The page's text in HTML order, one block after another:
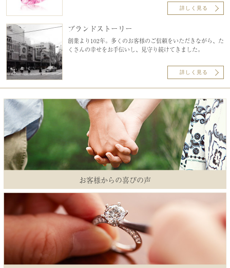
詳しく見る
ブランドストーリー
創業より102年。多くのお客様のご信頼をいただきながら、た
くさんの幸せをお手伝いし、見守り続けてきました。
詳しく見る
お客様からの喜びの声